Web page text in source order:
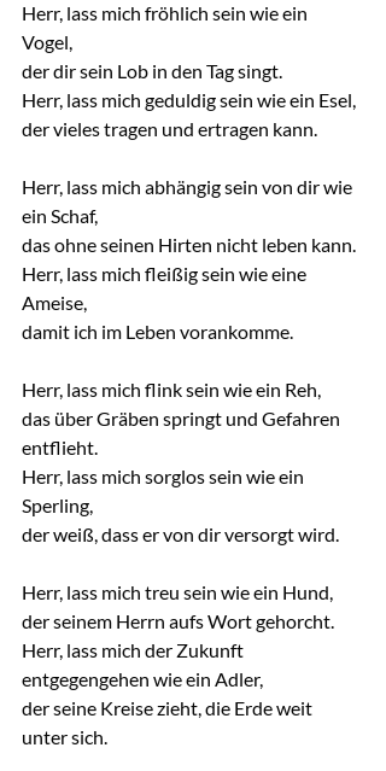
Herr, lass mich fröhlich sein wie ein
Vogel,
der dir sein Lob in den Tag singt.
Herr, lass mich geduldig sein wie ein Esel,
der vieles tragen und ertragen kann.
Herr, lass mich abhängig sein von dir wie
ein Schaf,
das ohne seinen Hirten nicht leben kann.
Herr, lass mich fleißig sein wie eine
Ameise,
damit ich im Leben vorankomme.
Herr, lass mich flink sein wie ein Reh,
das über Gräben springt und Gefahren
entflieht.
Herr, lass mich sorglos sein wie ein
Sperling,
der weiß, dass er von dir versorgt wird.
Herr, lass mich treu sein wie ein Hund,
der seinem Herrn aufs Wort gehorcht.
Herr, lass mich der Zukunft
entgegengehen wie ein Adler,
der seine Kreise zieht, die Erde weit
unter sich.